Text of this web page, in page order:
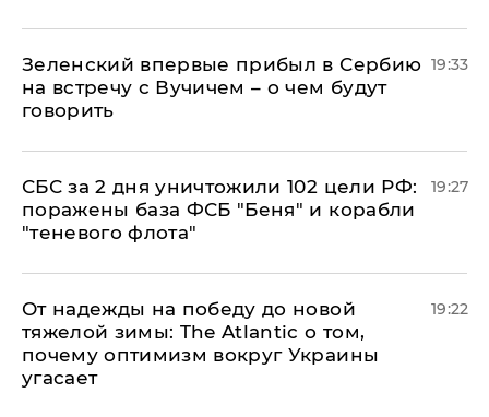
Зеленский впервые прибыл в Сербию
на встречу с Вучичем – о чем будут
говорить
19:33
СБС за 2 дня уничтожили 102 цели РФ:
поражены база ФСБ "Беня" и корабли
"теневого флота"
19:27
От надежды на победу до новой
тяжелой зимы: The Atlantic о том,
почему оптимизм вокруг Украины
угасает
19:22